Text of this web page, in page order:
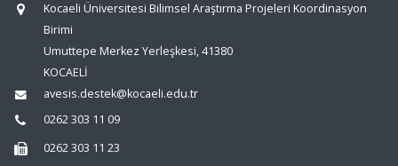
Kocaeli Üniversitesi Bilimsel Araştırma Projeleri Koordinasyon
Birimi
Umuttepe Merkez Yerleşkesi, 41380
KOCAELİ
avesis.destek@kocaeli.edu.tr
0262 303 11 09
0262 303 11 23